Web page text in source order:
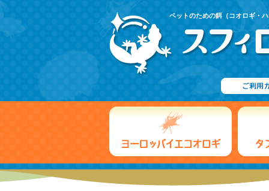
ペットのための餌（コオロギ・